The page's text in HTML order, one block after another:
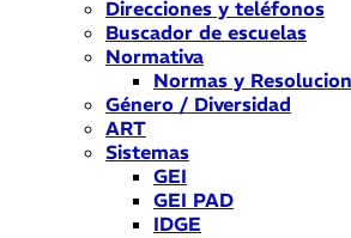
Direcciones y teléfonos
Buscador de escuelas
Normativa
Normas y
Género / Diversidad
ART
Sistemas
GEI
GEI PAD
IDGE